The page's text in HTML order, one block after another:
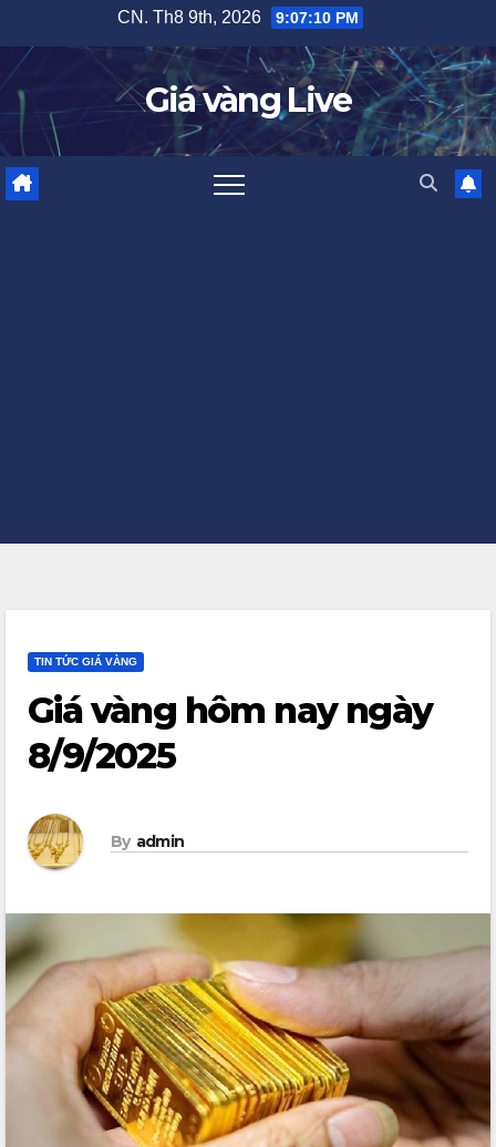
content
CN. Th8 9th, 2026 9:07:11 PM
Giá vàng Live
TIN TỨC GIÁ VÀNG
Giá vàng hôm nay ngày
8/9/2025
By admin